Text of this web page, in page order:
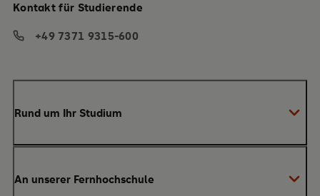
Rund um Ihr Studium
Anrechnung von Vorleistungen
An unserer Fernhochschule
Kontakt für Studierende
+49 7371 9315-600